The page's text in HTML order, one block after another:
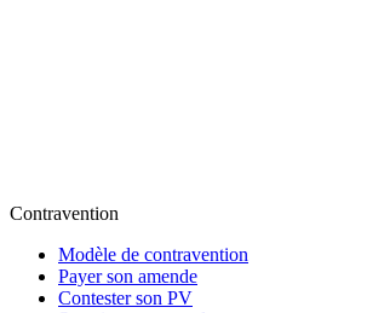
Contravention
Modèle de contravention
Payer son amende
Contester son PV